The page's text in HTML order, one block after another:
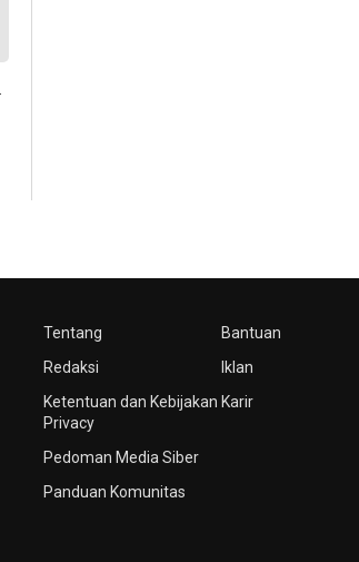
Tentang
Redaksi
Ketentuan dan Kebijakan
Privacy
Pedoman Media Siber
Panduan Komunitas
Bantuan
Iklan
Karir